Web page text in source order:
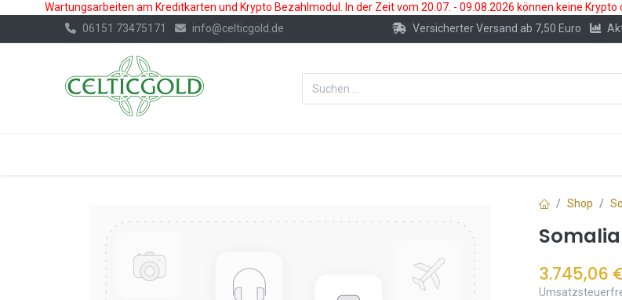
Wartungsarbeiten am Kreditkarten und Krypto Bezahlmodul. In der Zeit vom 20.07. - 09.08.2026 können keine
06151 73475171
info@celticgold.de Versicherter Versand ab 7,50 Euro
Shop
3.745,06